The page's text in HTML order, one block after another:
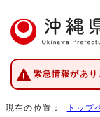
緊急情報があり
現在の位置： トップ